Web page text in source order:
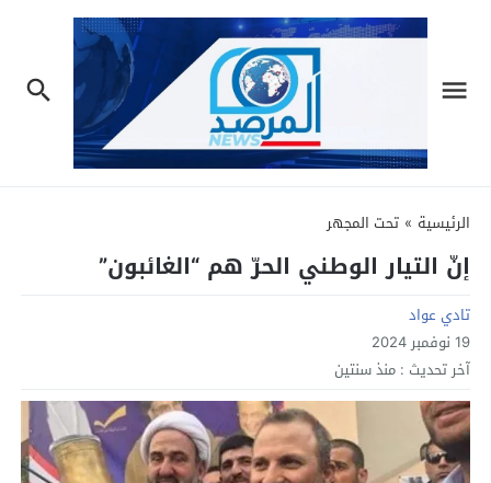
الرئيسية » تحت المجهر
إنّ التيار الوطني الحرّ هم “الغائبون”
تادي عواد
19 نوفمبر 2024
آخر تحديث : منذ سنتين